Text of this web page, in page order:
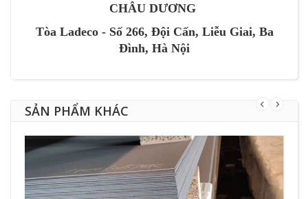
CHÂU DƯƠNG
Tòa Ladeco - Số 266, Đội Cấn, Liễu Giai, Ba
Đình, Hà Nội
SẢN PHẨM KHÁC